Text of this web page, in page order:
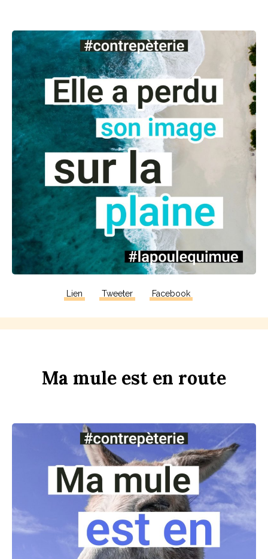
Lien Tweeter Facebook
Ma mule est en route